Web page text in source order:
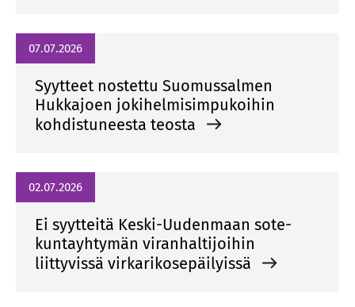
07.07.2026
Syytteet nostettu Suomussalmen
Hukkajoen jokihelmisimpukoihin
kohdistuneesta teosta
02.07.2026
Ei syytteitä Keski-Uudenmaan sote-
kuntayhtymän viranhaltijoihin
liittyvissä virkarikosepäilyissä